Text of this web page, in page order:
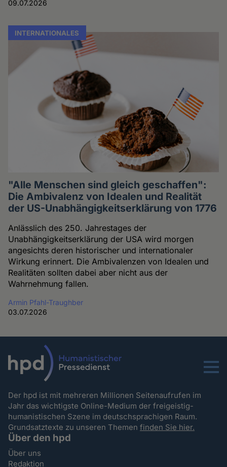
09.07.2026
INTERNATIONALES
"Alle Menschen sind gleich geschaffen":
Die Ambivalenz von Idealen und Realität
der US-Unabhängigkeitserklärung von 1776
Anlässlich des 250. Jahrestages der
Unabhängigkeitserklärung der USA wird morgen
angesichts deren historischer und internationaler
Wirkung erinnert. Die Ambivalenzen von Idealen und
Realitäten sollten dabei aber nicht aus der
Wahrnehmung fallen.
Armin Pfahl-Traughber
03.07.2026
Menu
Der hpd ist mit mehreren Millionen Seitenaufrufen im
Jahr das wichtigste Online-Medium der freigeistig-
humanistischen Szene im deutschsprachigen Raum.
Grundsatztexte zu unseren Themenfinden Sie hier.
Über den hpd
Über uns
Redaktion